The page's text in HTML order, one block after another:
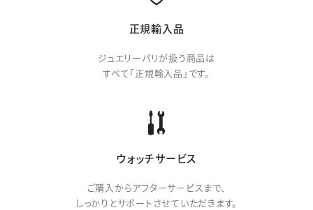
正規輸入品
ジュエリーパリが扱う商品は
すべて「正規輸入品」です。
ウォッチサービス
ご購入からアフターサービスまで、
しっかりとサポートさせていただきます。